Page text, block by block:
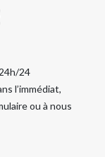
24
l’immédiat,
ou à nous